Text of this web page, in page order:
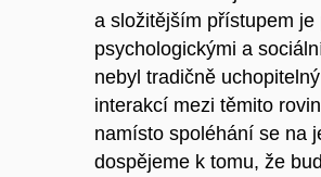
a složitějším přístupem
psychologickými a
nebyl tradičně
interakcí mezi těmito
namísto spoléhání se na
dospějeme k tomu, že